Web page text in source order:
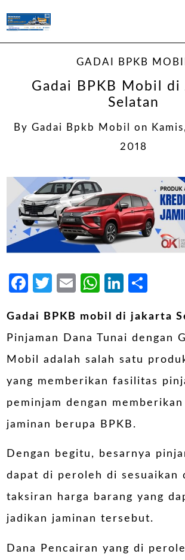
GADAI BPKB
Gadai BPKB Mobil di
Selatan
By Gadai Bpkb Mobil on
2018
Facebook
Twitter
Email
Gadai BPKB mobil di jakarta
Pinjaman Dana Tunai dengan
Mobil
adalah salah satu
yang memberikan fasilitas
peminjam dengan
jaminan berupa BPKB.
Dengan begitu, besarnya
dapat di peroleh di sesuaikan
taksiran harga barang yang
jadikan jaminan tersebut.
Dana Pencairan yang di